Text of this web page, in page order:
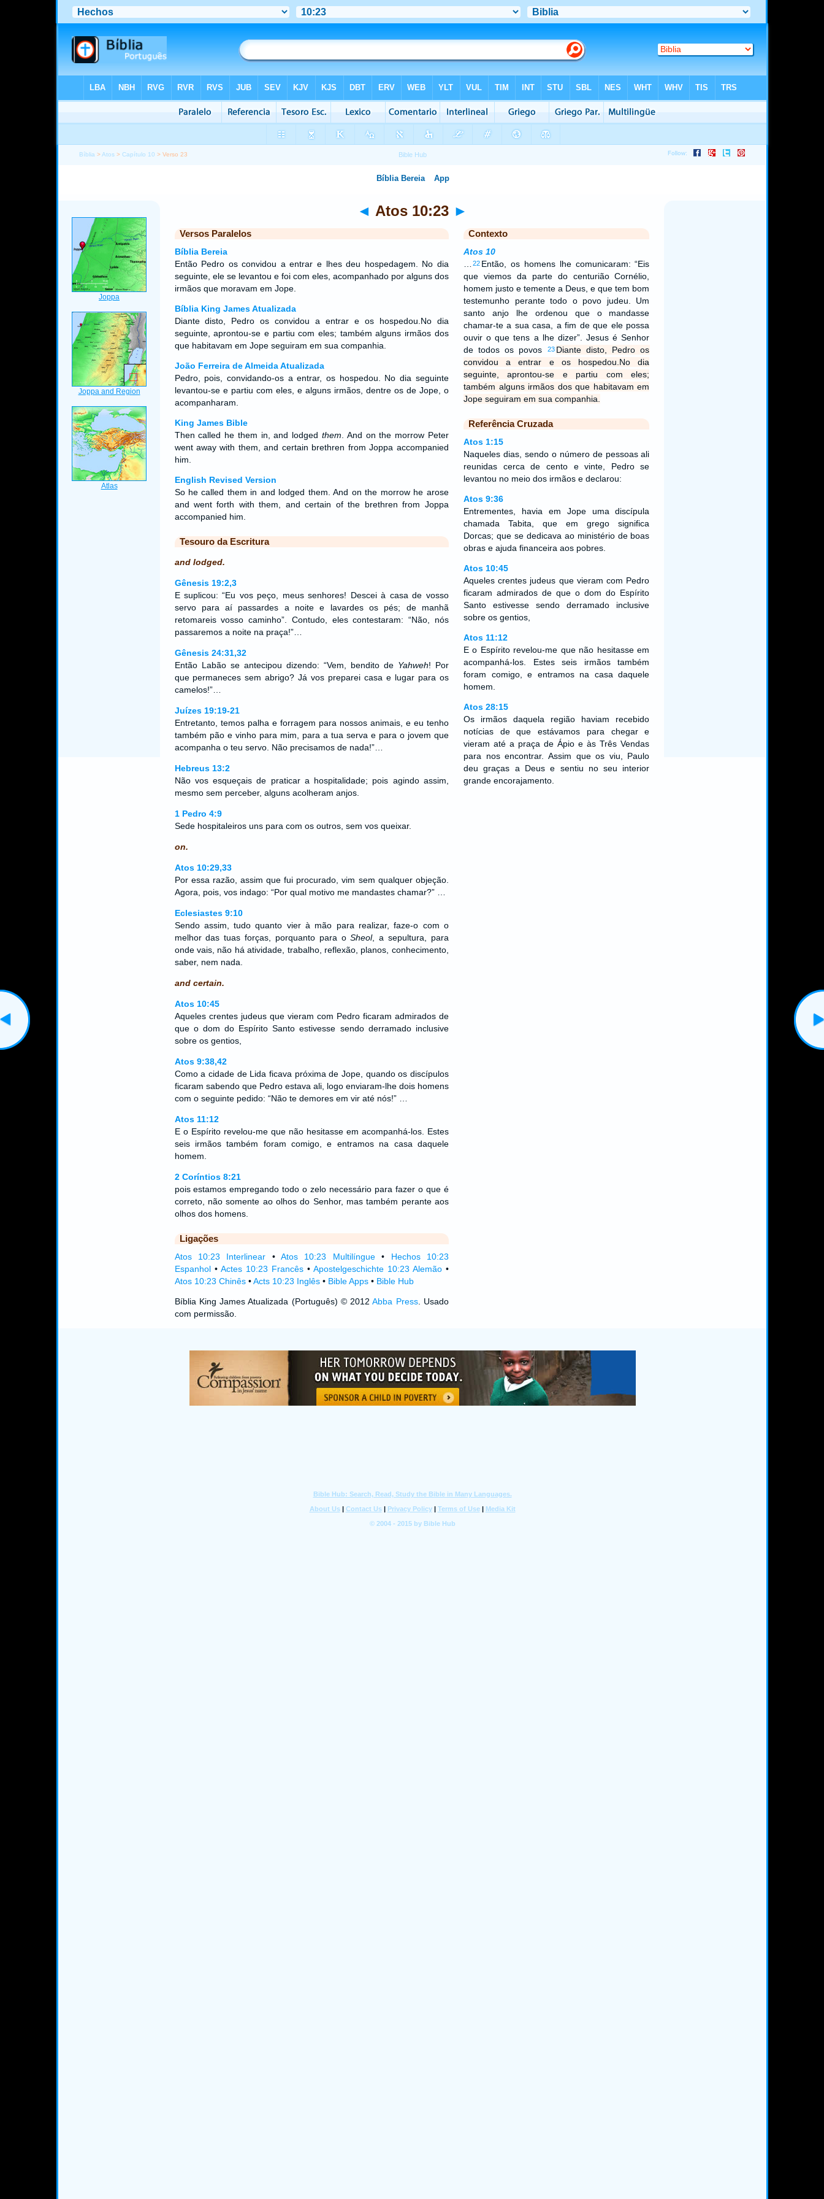
Bíblia >Atos >Capítulo 10 > Verso 23
◄ Atos 10:23 ►
Versos Paralelos
Bíblia Bereia
Então Pedro os convidou a entrar e lhes deu hospedagem. No dia
seguinte, ele se levantou e foi com eles, acompanhado por alguns dos
irmãos que moravam em Jope.
Bíblia King James Atualizada
Diante disto, Pedro os convidou a entrar e os hospedou.No dia
seguinte, aprontou-se e partiu com eles; também alguns irmãos dos
que habitavam em Jope seguiram em sua companhia.
João Ferreira de Almeida Atualizada
Pedro, pois, convidando-os a entrar, os hospedou. No dia seguinte
levantou-se e partiu com eles, e alguns irmãos, dentre os de Jope, o
acompanharam.
King James Bible
Then called he them in, and lodged them . And on the morrow Peter
went away with them, and certain brethren from Joppa accompanied
him.
English Revised Version
So he called them in and lodged them. And on the morrow he arose
and went forth with them, and certain of the brethren from Joppa
accompanied him.
Tesouro da Escritura
and lodged.
Gênesis 19:2,3
E suplicou: “Eu vos peço, meus senhores! Descei à casa de vosso
servo para aí passardes a noite e lavardes os pés; de manhã
retomareis vosso caminho”. Contudo, eles contestaram: “Não, nós
passaremos a noite na praça!”…
Gênesis 24:31,32
Então Labão se antecipou dizendo: “Vem, bendito de Yahweh! Por
que permaneces sem abrigo? Já vos preparei casa e lugar para os
camelos!”…
Juízes 19:19-21
Entretanto, temos palha e forragem para nossos animais, e eu tenho
também pão e vinho para mim, para a tua serva e para o jovem que
acompanha o teu servo. Não precisamos de nada!”…
Hebreus 13:2
Não vos esqueçais de praticar a hospitalidade; pois agindo assim,
mesmo sem perceber, alguns acolheram anjos.
1 Pedro 4:9
Sede hospitaleiros uns para com os outros, sem vos queixar.
on.
Atos 10:29,33
Por essa razão, assim que fui procurado, vim sem qualquer objeção.
Agora, pois, vos indago: “Por qual motivo me mandastes chamar?” …
Eclesiastes 9:10
Sendo assim, tudo quanto vier à mão para realizar, faze-o com o
melhor das tuas forças, porquanto para oSheol, a sepultura, para
onde vais, não há atividade, trabalho, reflexão, planos, conhecimento,
saber, nem nada.
and certain.
Atos 10:45
Aqueles crentes judeus que vieram com Pedro ficaram admirados de
que o dom do Espírito Santo estivesse sendo derramado inclusive
sobre os gentios,
Atos 9:38,42
Como a cidade de Lida ficava próxima de Jope, quando os discípulos
ficaram sabendo que Pedro estava ali, logo enviaram-lhe dois homens
com o seguinte pedido: “Não te demores em vir até nós!” …
Atos 11:12
E o Espírito revelou-me que não hesitasse em acompanhá-los. Estes
seis irmãos também foram comigo, e entramos na casa daquele
homem.
2 Coríntios 8:21
pois estamos empregando todo o zelo necessário para fazer o que é
correto, não somente ao olhos do Senhor, mas também perante aos
olhos dos homens.
Ligações
Atos 10:23 Interlinear •Atos 10:23 Multilíngue• Hechos 10:23
Espanhol• Actes 10:23 Francês• Apostelgeschichte 10:23 Alemão•
Atos 10:23 Chinês•Acts 10:23 Inglês• Bible Apps• Bible Hub
Bíblia King James Atualizada (Português) © 2012Abba Press. Usado
com permissão.
Contexto
Atos 10
22 Então, os homens lhe comunicaram: “Eis
que viemos da parte do centurião Cornélio,
homem justo e temente a Deus, e que tem bom
testemunho perante todo o povo judeu. Um
santo anjo lhe ordenou que o mandasse
chamar-te a sua casa, a fim de que ele possa
ouvir o que tens a lhe dizer”. Jesus é Senhor
de todos os povos
23 Diante disto, Pedro os
convidou a entrar e os hospedou.No dia
seguinte, aprontou-se e partiu com eles;
também alguns irmãos dos que habitavam em
Jope seguiram em sua companhia.
Referência Cruzada
Atos 1:15
Naqueles dias, sendo o número de pessoas ali
reunidas cerca de cento e vinte, Pedro se
levantou no meio dos irmãos e declarou:
Atos 9:36
Entrementes, havia em Jope uma discípula
chamada Tabita, que em grego significa
Dorcas; que se dedicava ao ministério de boas
obras e ajuda financeira aos pobres.
Atos 10:45
Aqueles crentes judeus que vieram com Pedro
ficaram admirados de que o dom do Espírito
Santo estivesse sendo derramado inclusive
sobre os gentios,
Atos 11:12
E o Espírito revelou-me que não hesitasse em
acompanhá-los. Estes seis irmãos também
foram comigo, e entramos na casa daquele
homem.
Atos 28:15
Os irmãos daquela região haviam recebido
notícias de que estávamos para chegar e
vieram até a praça de Ápio e às Três Vendas
para nos encontrar. Assim que os viu, Paulo
deu graças a Deus e sentiu no seu interior
grande encorajamento.